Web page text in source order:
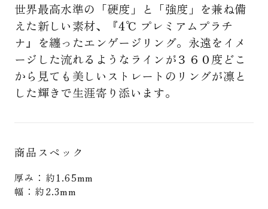
世界最高水準の「硬度」と「強度」を兼ね備
えた新しい素材、『4℃ プレミアムプラチ
ナ』を纏ったエンゲージリング。永遠をイメ
ージした流れるようなラインが３６０度どこ
から見ても美しいストレートのリングが凛と
した輝きで生涯寄り添います。
商品スペック
厚み：約1.65mm
幅：約2.3mm